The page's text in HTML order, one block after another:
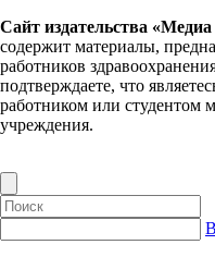
Сайт издательства
содержит материалы,
работников
подтверждаете, что
работником или студентом
учреждения.